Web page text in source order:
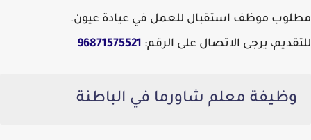
مطلوب موظف استقبال للعمل في عيادة عيون.
للتقديم، يرجى الاتصال على الرقم: 96871575521
وظيفة معلم شاورما في الباطنة